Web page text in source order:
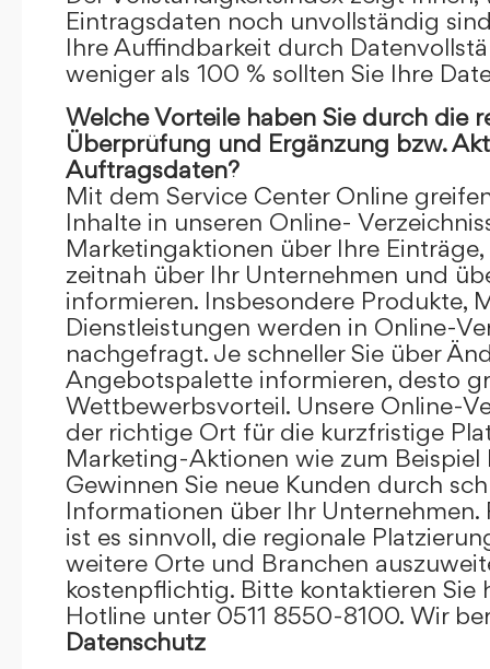
Eintragsdaten noch unvollständig
Ihre Auffindbarkeit durch
weniger als 100 % sollten Sie Ihre
Welche Vorteile haben Sie durch die
Überprüfung und Ergänzung bzw.
Auftragsdaten?
Mit dem Service Center Online
Inhalte in unseren Online-
Marketingaktionen über Ihre
zeitnah über Ihr Unternehmen und
informieren. Insbesondere Produkte,
Dienstleistungen werden in Online-
nachgefragt. Je schneller Sie über
Angebotspalette informieren, desto
Wettbewerbsvorteil. Unsere Online-
der richtige Ort für die kurzfristige
Marketing-Aktionen wie zum Beispiel
Gewinnen Sie neue Kunden durch
Informationen über Ihr Unternehmen.
ist es sinnvoll, die regionale
weitere Orte und Branchen
kostenpflichtig. Bitte kontaktieren Sie
Hotline unter 0511 8550-8100. Wir
Datenschutz